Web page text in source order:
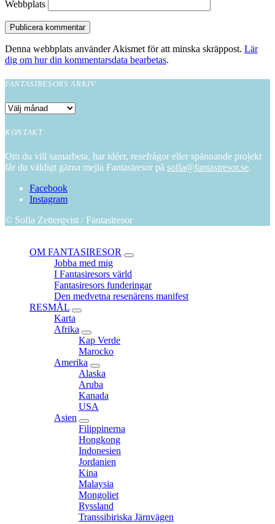
Webbplats
Denna webbplats använder Akismet för att minska skräppost. Lär
dig om hur din kommentarsdata bearbetas.
FANTASIRESORS ARKIV
Fantasiresors
KONTAKT
Om du vill samarbeta, har idéer, resefrågor eller spännande projekt
får du väldigt gärna mejla Fantasiresor på sofia@fantasiresor.se.
Facebook
Instagram
© Sofia Zetterqvist / Fantasiresor
OM FANTASIRESOR
expand
child
menu
Jobba med mig
I Fantasiresors värld
Fantasiresors funderingar
Den medvetna resenärens manifest
RESMÅL
expand
menu
Karta
Afrika
expand
child
menu
Kap Verde
Marocko
Amerika
expand
child
menu
Alaska
Aruba
Kanada
USA
Asien
expand
child
menu
Filippinerna
Hongkong
Indonesien
Jordanien
Kina
Malaysia
Mongoliet
Ryssland
Transsibiriska Järnvägen